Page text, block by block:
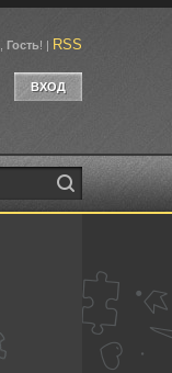
Гость! | RSS
ВХОД